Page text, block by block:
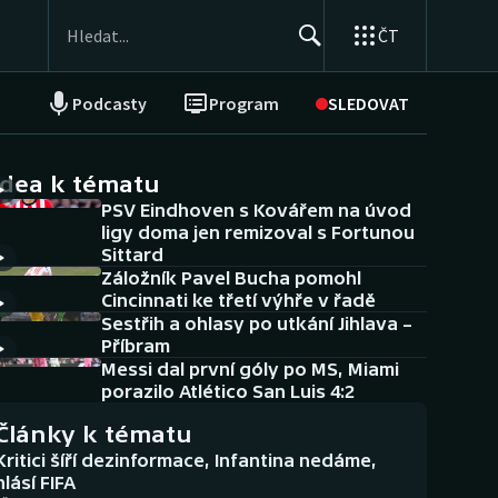
ČT
Podcasty Program SLEDOVAT
NEPŘEHLÉDNĚTE
Historické návraty
Aplikace ČT sport
AZ kvíz
k tématu
PSV Eindhoven s Kovářem na úvod
ligy doma jen remizoval s Fortunou
Sittard
Záložník Pavel Bucha pomohl
Cincinnati ke třetí výhře v řadě
Sestřih a ohlasy po utkání Jihlava –
Příbram
Messi dal první góly po MS, Miami
porazilo Atlético San Luis 4:2
k tématu
šíří dezinformace, Infantina nedáme,
FIFA